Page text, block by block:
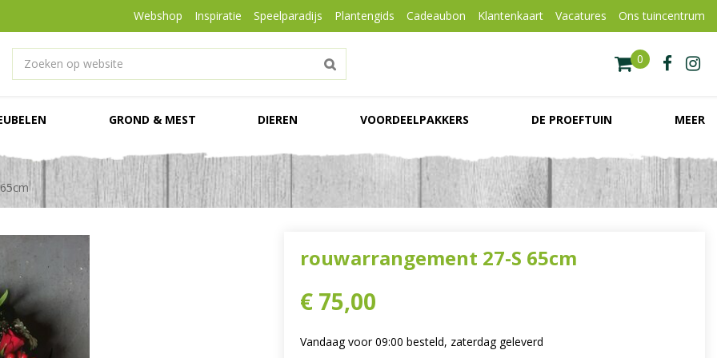
Webshop Inspiratie Speelparadijs Plantengids Cadeaubon Klantenkaart Vacatures Ons tuincentrum
GROND & MEST DIEREN VOORDEELPAKKERS DE PROEFTUIN MEER
rouwarrangement 27-S 65cm
€ 75,00
Vandaag voor 09:00 besteld, zaterdag geleverd